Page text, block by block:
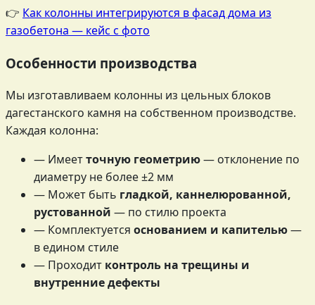
👉 Как колонны интегрируются в фасад дома из
газобетона — кейс с фото
Особенности производства
Мы изготавливаем колонны из цельных блоков
дагестанского камня на собственном производстве.
Каждая колонна:
— Имеетточную геометрию— отклонение по
диаметру не более ±2 мм
— Может быть гладкой, каннелюрованной,
рустованной — по стилю проекта
— Комплектуется основанием и капителью—
в едином стиле
— Проходит контроль на трещины и
внутренние дефекты